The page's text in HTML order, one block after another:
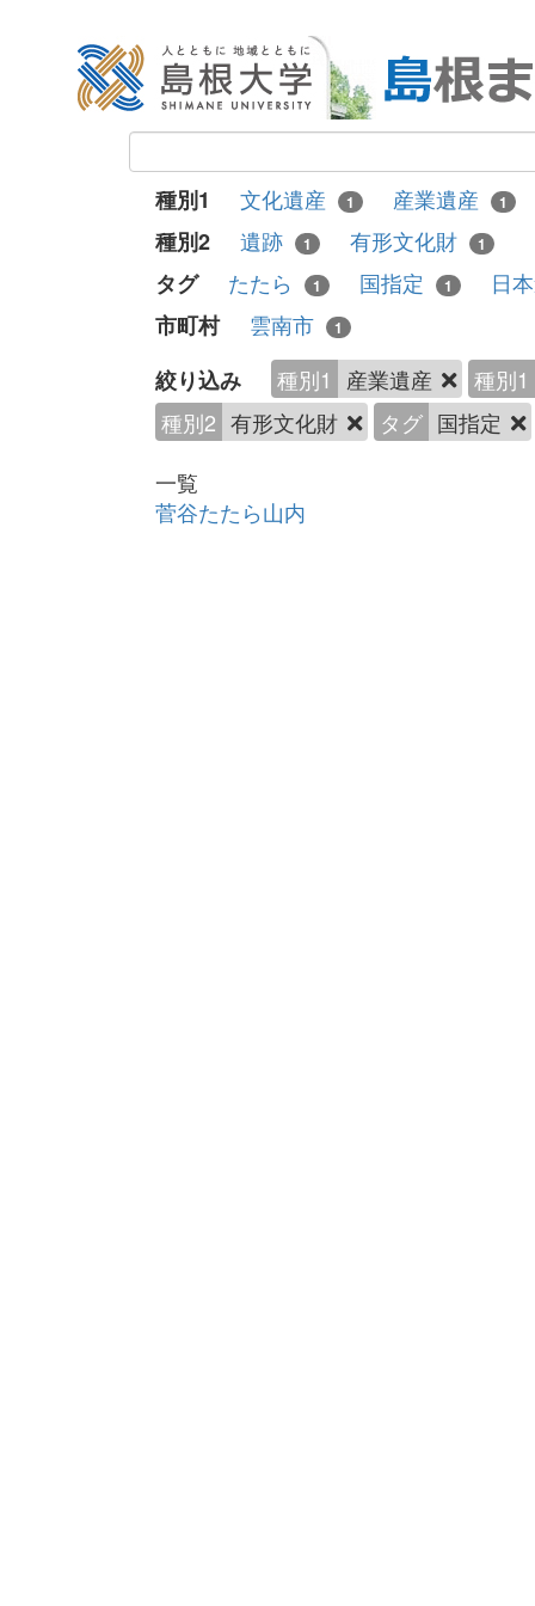
種別1 文化遺産 1 産業遺産 1
種別2 遺跡 1 有形文化財 1
タグ たたら 1 国指定 1
日
市町村
雲南市 1
絞り込み 種別1 産業遺産
種別1
種別2 有形文化財 タグ 国指定
一覧
菅谷たたら山内